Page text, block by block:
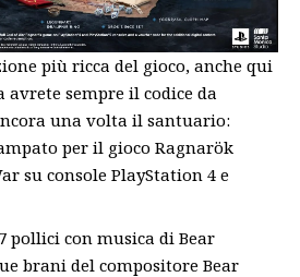
più ricca del gioco, anche qui
sempre il codice da
una volta il santuario:
per il gioco Ragnarök
su console PlayStation 4 e
pollici con musica di Bear
brani del compositore Bear